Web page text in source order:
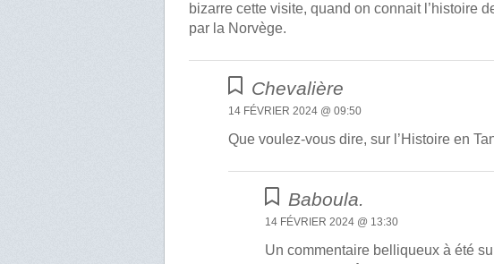
bizarre cette visite, quand on connait l’histoire
par la Norvège.
Chevalière
14 FÉVRIER 2024 @ 09:50
Que voulez-vous dire, sur l’Histoire en
Baboula.
14 FÉVRIER 2024 @ 13:30
Un commentaire belliqueux à été